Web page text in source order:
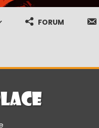
FORUM